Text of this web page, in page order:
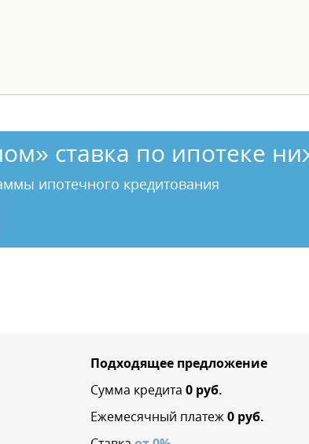
ставка по ипотеке
ипотечного кредитования
Подходящее предложение
Сумма кредита 0 руб.
Ежемесячный платеж 0 руб.